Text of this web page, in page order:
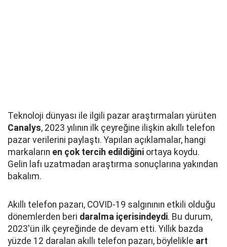
Teknoloji dünyası ile ilgili pazar araştırmaları yürüten
Canalys, 2023 yılının ilk çeyreğine ilişkin akıllı telefon
pazar verilerini paylaştı. Yapılan açıklamalar, hangi
markaların en çok tercih edildiğini ortaya koydu.
Gelin lafı uzatmadan araştırma sonuçlarına yakından
bakalım.
Akıllı telefon pazarı, COVID-19 salgınının etkili olduğu
dönemlerden beri daralma içerisindeydi. Bu durum,
2023'ün ilk çeyreğinde de devam etti. Yıllık bazda
yüzde 12 daralan akıllı telefon pazarı, böylelikle art